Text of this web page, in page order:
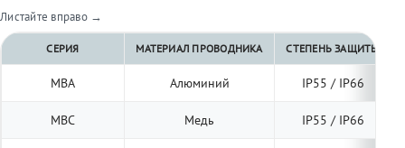
Листайте вправо →
СЕРИЯ МАТЕРИАЛ ПРОВОДНИКА СТЕПЕНЬ ЗАЩИТЫ
МВА Алюминий IP55 / IP66
МВС Медь IP55 / IP66